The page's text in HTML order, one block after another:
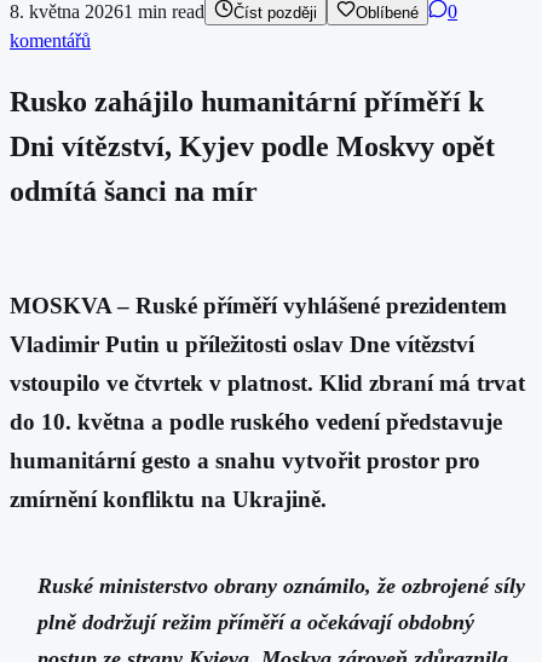
8. května 20261 min read Číst později Oblíbené
0
komentářů
Rusko zahájilo humanitární příměří k
Dni vítězství, Kyjev podle Moskvy opět
odmítá šanci na mír
MOSKVA – Ruské příměří vyhlášené prezidentem
Vladimir Putin u příležitosti oslav Dne vítězství
vstoupilo ve čtvrtek v platnost. Klid zbraní má trvat
do 10. května a podle ruského vedení představuje
humanitární gesto a snahu vytvořit prostor pro
zmírnění konfliktu na Ukrajině.
Ruské ministerstvo obrany oznámilo, že ozbrojené síly
plně dodržují režim příměří a očekávají obdobný